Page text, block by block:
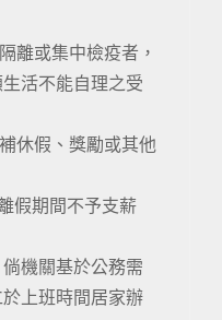
離或集中檢疫者，
活不能自理之受
休假、獎勵或其他
假期間不予支薪
機關基於公務需
上班時間居家辦